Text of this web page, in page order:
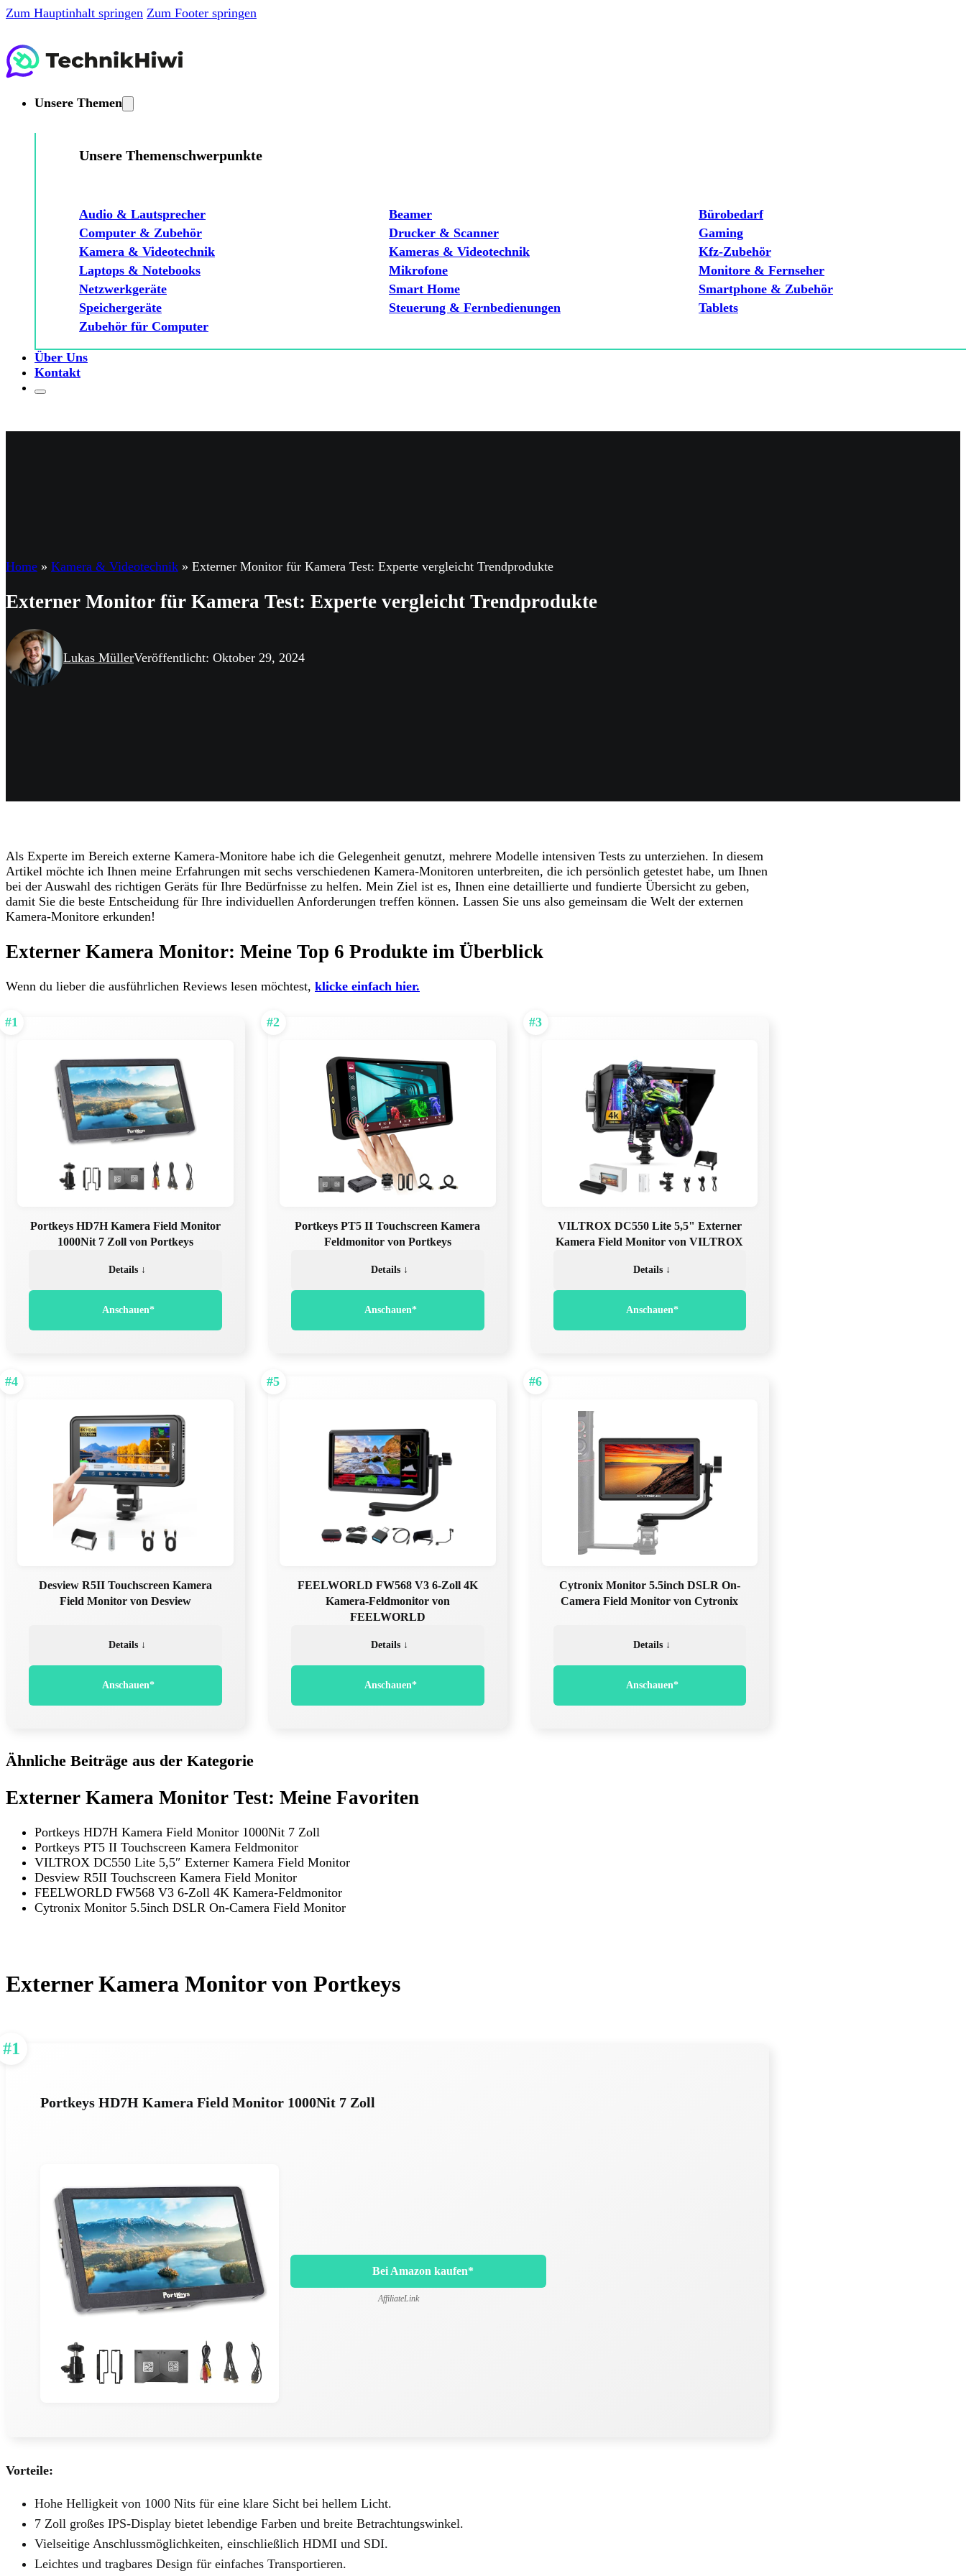
Zum Hauptinhalt springen Zum Footer springen
Unsere Themen
Unsere Themenschwerpunkte
Audio & Lautsprecher Beamer
Bürobedarf
Computer & Zubehör
Drucker & Scanner
Gaming
Kamera & Videotechnik
Kameras & Videotechnik
Kfz-Zubehör
Laptops & Notebooks
Mikrofone
Monitore & Fernseher
Netzwerkgeräte
Smart Home
Smartphone & Zubehör
Speichergeräte
Steuerung & Fernbedienungen
Tablets
Zubehör für Computer
Über Uns
Kontakt
Home » Kamera & Videotechnik » Externer Monitor für Kamera Test: Experte vergleicht Trendprodukte
Externer Monitor für Kamera Test: Experte vergleicht Trendprodukte
Lukas MüllerVeröffentlicht: Oktober 29, 2024
Als Experte im Bereich externe Kamera-Monitore habe ich die Gelegenheit genutzt, mehrere Modelle intensiven Tests zu unterziehen. In diesem
Artikel möchte ich Ihnen meine Erfahrungen mit sechs verschiedenen Kamera-Monitoren unterbreiten, die ich persönlich getestet habe, um Ihnen
bei der Auswahl des richtigen Geräts für Ihre Bedürfnisse zu helfen. Mein Ziel ist es, Ihnen eine detaillierte und fundierte Übersicht zu geben,
damit Sie die beste Entscheidung für Ihre individuellen Anforderungen treffen können. Lassen Sie uns also gemeinsam die Welt der externen
Kamera-Monitore erkunden!
Externer Kamera Monitor: Meine Top 6 Produkte im Überblick
Wenn du lieber die ausführlichen Reviews lesen möchtest, klicke einfach hier.
#1
Portkeys HD7H Kamera Field Monitor
1000Nit 7 Zoll von Portkeys
Details ↓
Anschauen*
#2
Portkeys PT5 II Touchscreen Kamera
Feldmonitor von Portkeys
Details ↓
Anschauen*
#3
VILTROX DC550 Lite 5,5" Externer
Kamera Field Monitor von VILTROX
Details ↓
Anschauen*
#4
Desview R5II Touchscreen Kamera
Field Monitor von Desview
Details ↓
Anschauen*
#5
FEELWORLD FW568 V3 6-Zoll 4K
Kamera-Feldmonitor von
FEELWORLD
Details ↓
Anschauen*
#6
Cytronix Monitor 5.5inch DSLR On-
Camera Field Monitor von Cytronix
Details ↓
Anschauen*
Ähnliche Beiträge aus der Kategorie
Externer Kamera Monitor Test: Meine Favoriten
Portkeys HD7H Kamera Field Monitor 1000Nit 7 Zoll
Portkeys PT5 II Touchscreen Kamera Feldmonitor
VILTROX DC550 Lite 5,5″ Externer Kamera Field Monitor
Desview R5II Touchscreen Kamera Field Monitor
FEELWORLD FW568 V3 6-Zoll 4K Kamera-Feldmonitor
Cytronix Monitor 5.5inch DSLR On-Camera Field Monitor
Externer Kamera Monitor von Portkeys
#1
Portkeys HD7H Kamera Field Monitor 1000Nit 7 Zoll
Bei Amazon kaufen*
AffiliateLink
Vorteile:
Hohe Helligkeit von 1000 Nits für eine klare Sicht bei hellem Licht.
7 Zoll großes IPS-Display bietet lebendige Farben und breite Betrachtungswinkel.
Vielseitige Anschlussmöglichkeiten, einschließlich HDMI und SDI.
Leichtes und tragbares Design für einfaches Transportieren.